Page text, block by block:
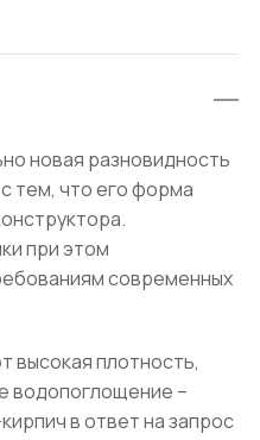
новая разновидность
тем, что его форма
при этом
современных
высокая плотность,
водопоглощение –
в ответ на запрос